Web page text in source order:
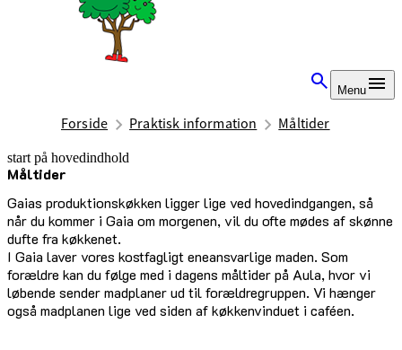
Menu
Forside Praktisk information Måltider
start på hovedindhold
Måltider
Gaias produktionskøkken ligger lige ved hovedindgangen, så
når du kommer i Gaia om morgenen, vil du ofte mødes af skønne
dufte fra køkkenet.
I Gaia laver vores kostfagligt eneansvarlige maden. Som
forældre kan du følge med i dagens måltider på Aula, hvor vi
løbende sender madplaner ud til forældregruppen. Vi hænger
også madplanen lige ved siden af køkkenvinduet i caféen.
senest opdateret 1. juli 2025